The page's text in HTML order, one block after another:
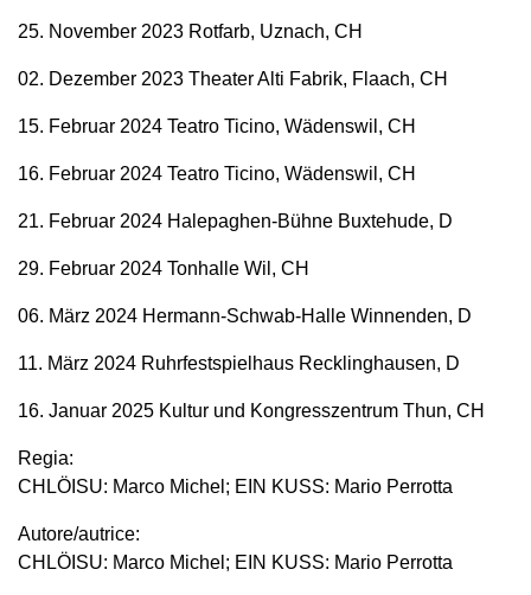
25. November 2023 Rotfarb, Uznach, CH
02. Dezember 2023 Theater Alti Fabrik, Flaach, CH
15. Februar 2024 Teatro Ticino, Wädenswil, CH
16. Februar 2024 Teatro Ticino, Wädenswil, CH
21. Februar 2024 Halepaghen-Bühne Buxtehude, D
29. Februar 2024 Tonhalle Wil, CH
06. März 2024 Hermann-Schwab-Halle Winnenden, D
11. März 2024 Ruhrfestspielhaus Recklinghausen, D
16. Januar 2025 Kultur und Kongresszentrum Thun, CH
Regia:
CHLÖISU: Marco Michel; EIN KUSS: Mario Perrotta
Autore/autrice:
CHLÖISU: Marco Michel; EIN KUSS: Mario Perrotta